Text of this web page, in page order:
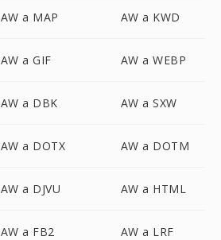
AW a MAP AW a KWD
AW a GIF AW a WEBP
AW a DBK AW a SXW
AW a DOTX AW a DOTM
AW a DJVU AW a HTML
AW a FB2 AW a LRF